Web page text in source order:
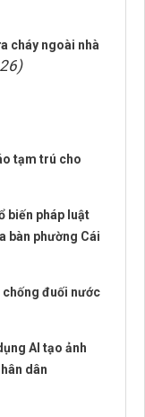
cháy ngoài nhà
tạm trú cho
biến pháp luật
bàn phường Cái
đuối nước
AI tạo ảnh
dân